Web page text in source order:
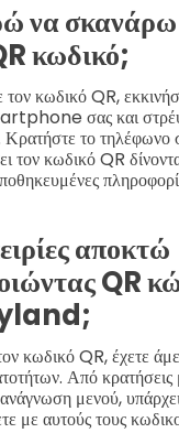
να σκανάρω
κωδικό;
τον κωδικό QR,
σας και
Κρατήστε το τηλέφωνο
τον κωδικό QR
αποκτώ
QR
κωδικό QR, έχετε
Από κρατήσεις
μενού,
με αυτούς τους